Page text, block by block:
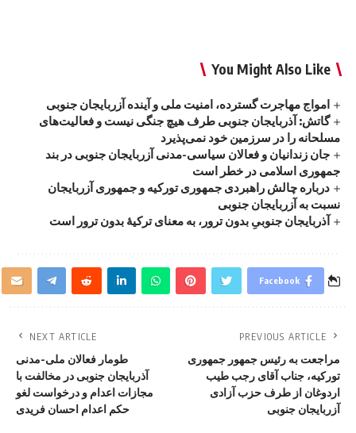
You Might Also Like
امواج‌ مهاجرت گسترده، امنیت ملی و آینده آزربایجان جنوبی
گاتش: آذربایجان جنوبی طرف هیچ جنگی نیست و فعالیت‌های
مسلحانه را در سرزمین خود نمی‌پذیرد
جان زندانیان و فعالان سیاسی-مدنی آزربایجان جنوبی در بند
جمهوری اسلامی در خطر است
درباره چالش راهبردی جمهوری تورکیه و جمهوری آزربایجان
نسبت به آزربایجان جنوبی
آذربایجان جنوبیِ بدون ترور، به معنای ترکیهٔ بدون ترور است
Facebook
PREVIOUS ARTICLE
مراجعت به رئیس جمهور جمهوری
تورکیه، جناب آقای رجب طیب
اردوغان از طرف حزب آزادی
آزربایجان جنوبی
NEXT ARTICLE
طومار فعالان ملی-مدنی
آذربایجان جنوبی در مخالفت با
مجازات اعدام و درخواست لغو
حکم اعدام احسان فریدی